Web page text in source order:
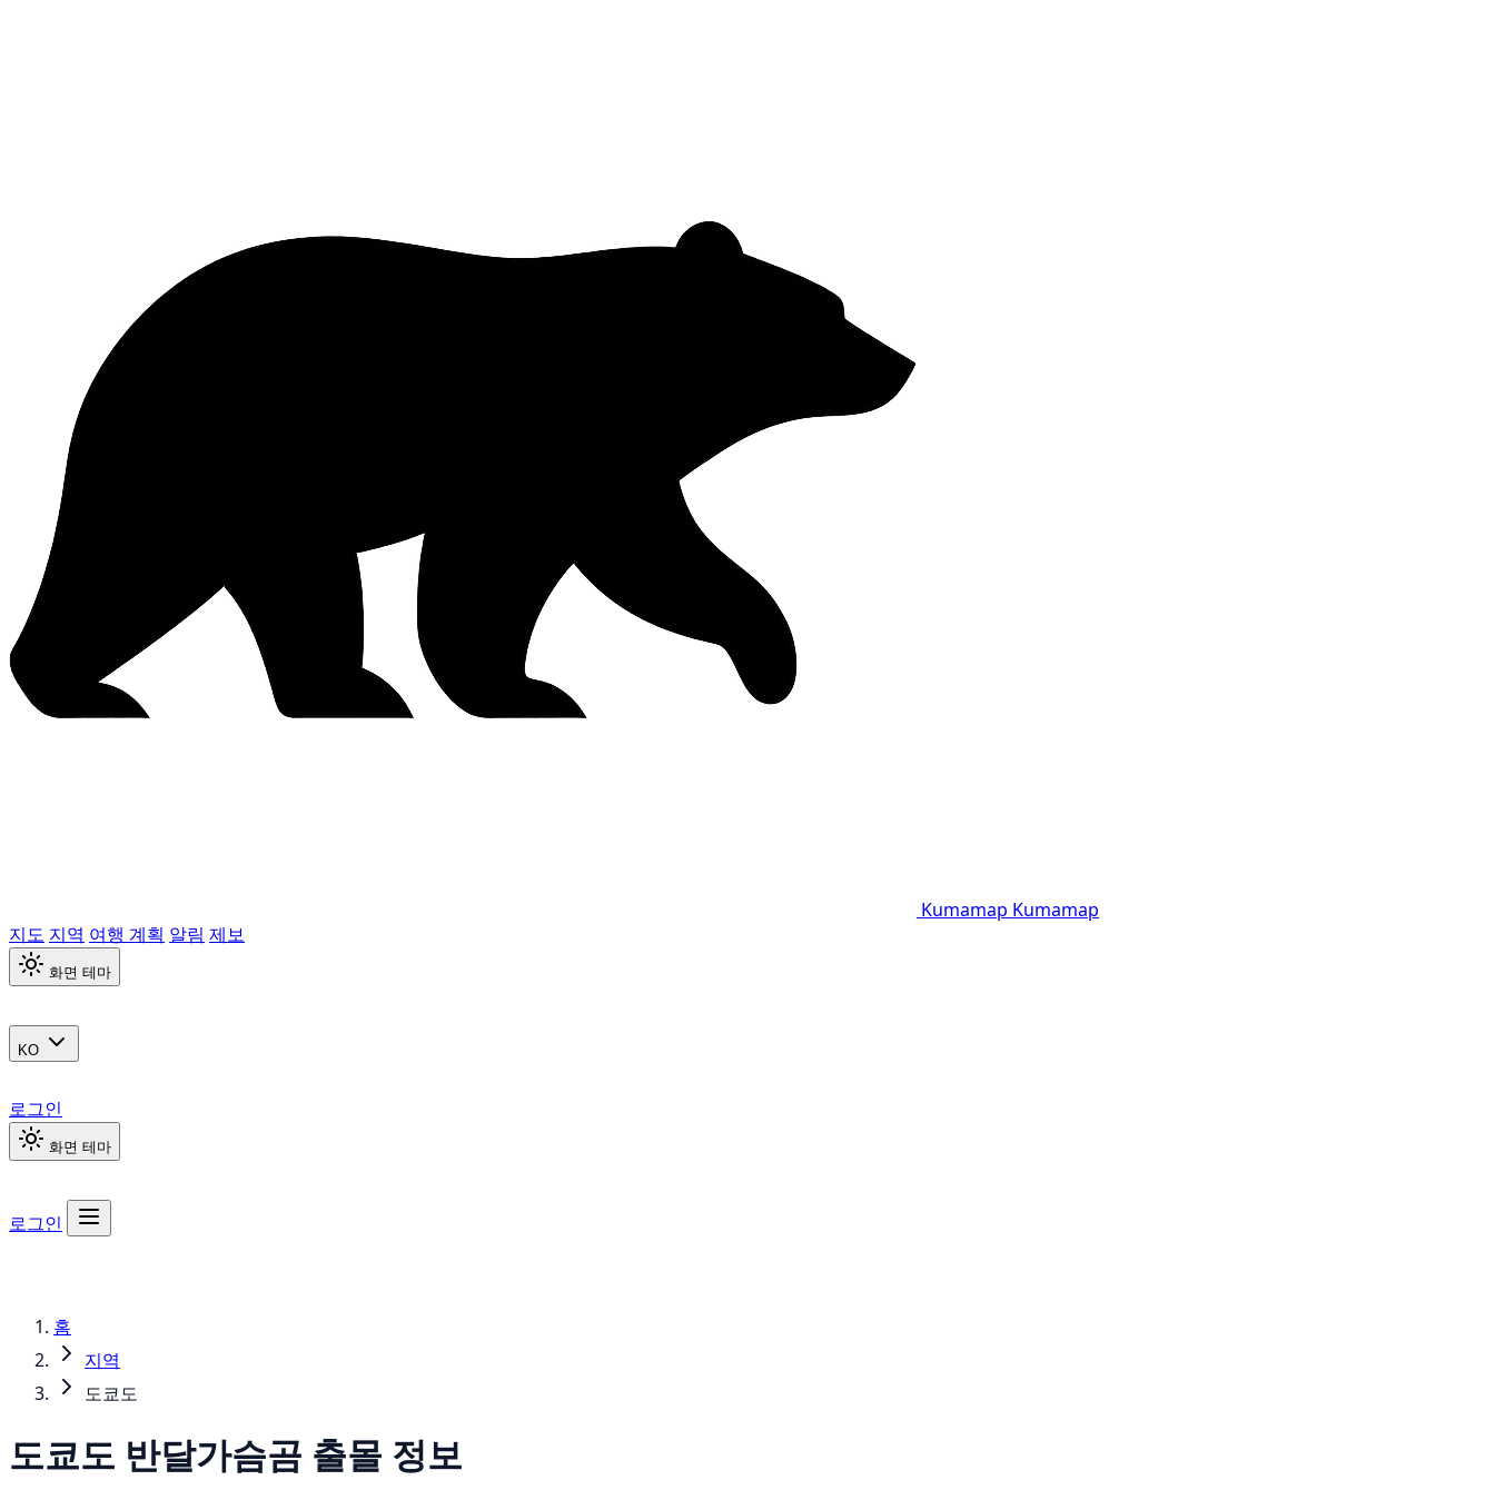
Kumamap Kumamap
지도 지역 여행 계획 알림 제보
화면 테마
KO
로그인
화면 테마
로그인
홈
지역
도쿄도
도쿄도 반달가슴곰 출몰 정보